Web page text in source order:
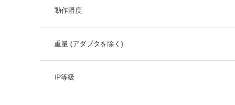
動作湿度
重量 (アダプタを除く)
IP等級